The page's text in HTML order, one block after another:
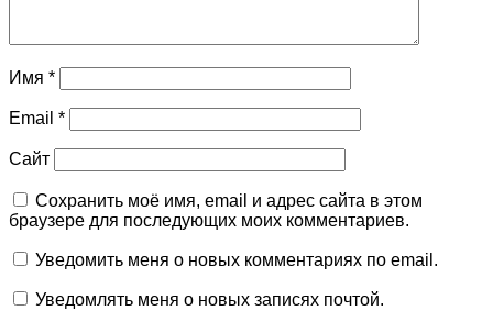
Имя *
Email *
Сайт
Сохранить моё имя, email и адрес сайта в этом
браузере для последующих моих комментариев.
Уведомить меня о новых комментариях по email.
Уведомлять меня о новых записях почтой.